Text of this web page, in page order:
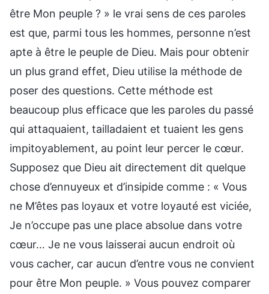
être Mon peuple ? » le vrai sens de ces paroles
est que, parmi tous les hommes, personne n’est
apte à être le peuple de Dieu. Mais pour obtenir
un plus grand effet, Dieu utilise la méthode de
poser des questions. Cette méthode est
beaucoup plus efficace que les paroles du passé
qui attaquaient, tailladaient et tuaient les gens
impitoyablement, au point leur percer le cœur.
Supposez que Dieu ait directement dit quelque
chose d’ennuyeux et d’insipide comme : « Vous
ne M’êtes pas loyaux et votre loyauté est viciée,
Je n’occupe pas une place absolue dans votre
cœur… Je ne vous laisserai aucun endroit où
vous cacher, car aucun d’entre vous ne convient
pour être Mon peuple. » Vous pouvez comparer